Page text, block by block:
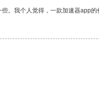
。我个人觉得，一款加速器app的